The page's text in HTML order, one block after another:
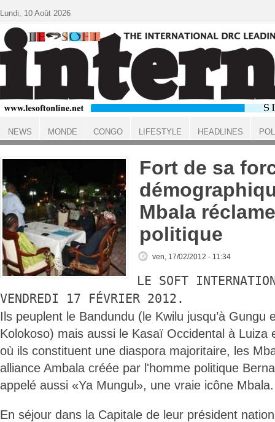
ACCUEIL
Fort de sa
Mbala
politique
ven, 17/02/2012 - 11:34
LE SOFT
VENDREDI 17 FÉVRIER 2012.
Ils peuplent le Bandundu (le Kwilu jusqu’à Gungu
Kolokoso) mais aussi le Kasaï Occidental à Luiza
où ils constituent une diaspora majoritaire, les
alliance Ambala créée par l'homme politique
appelé aussi «Ya Mungul», une vraie icône Mbala.
En séjour dans la Capitale de leur président
Lundi, 10 Août 2026
NEWS MONDE CONGO LIFESTYLE HEADLINES